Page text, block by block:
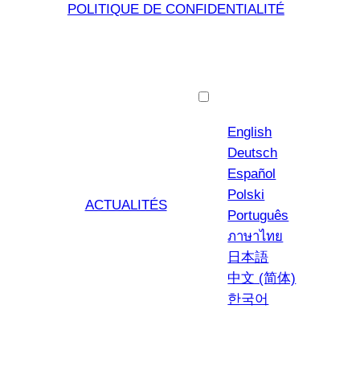
POLITIQUE DE CONFIDENTIALITÉ
ACTUALITÉS
English
Deutsch
Español
Polski
Português
ภาษาไทย
日本語
中文 (简体)
한국어